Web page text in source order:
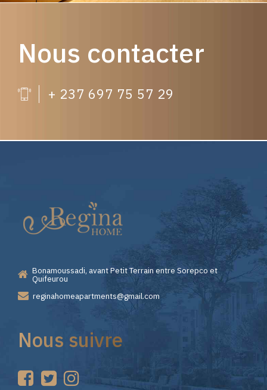
Nous contacter
+ 237 697 75 57 29
Casino
—
Premiers
Pas
sur
Choisir
Lizaro
Casino
pour
vos
Bonamoussadi, avant Petit Terrain entre Sorepco et
Quifeurou
reginahomeapartments@gmail.com
Nous suivre